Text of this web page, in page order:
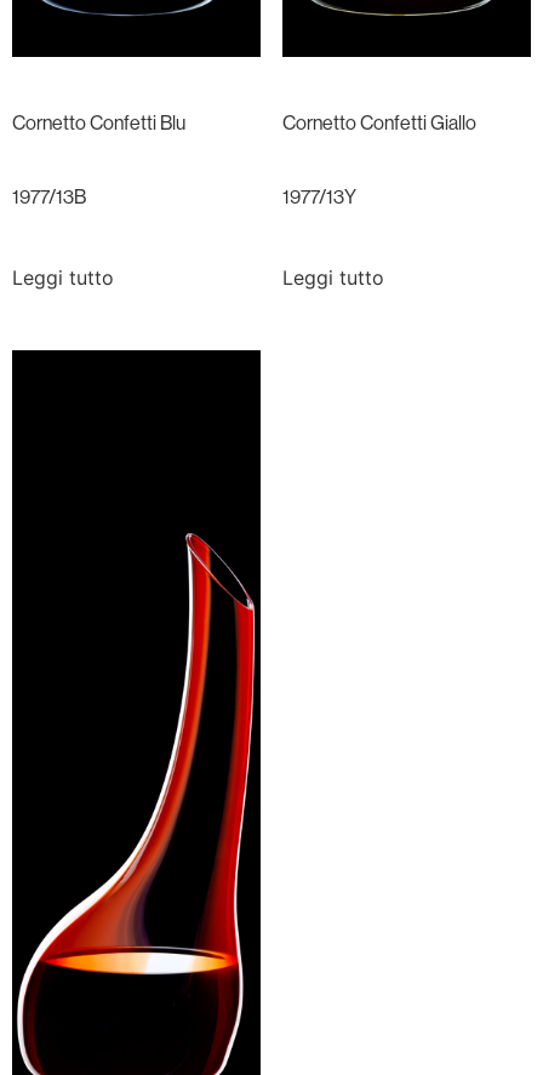
Cornetto Confetti Blu
1977/13B
Leggi tutto
Cornetto Confetti Giallo
1977/13Y
Leggi tutto